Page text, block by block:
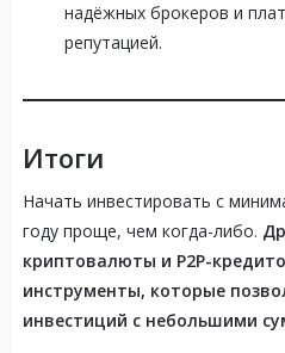
надёжных брокеров и
репутацией.
Итоги
Начать инвестировать с
году проще, чем когда-либо.
криптовалюты и P2P-
инструменты, которые
инвестиций с небольшими